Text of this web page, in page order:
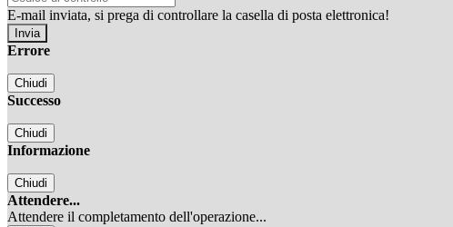
E-mail inviata, si prega di controllare la casella di posta elettronica!
Errore
Chiudi
Successo
Chiudi
Informazione
Chiudi
Attendere...
Attendere il completamento dell'operazione...